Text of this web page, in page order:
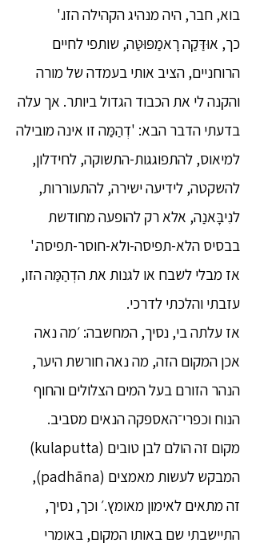
בוא, חבר, היה מנהיג הקהילה הזו.'
כך, אוּדַּקַה רָאמַפּוּטַּה, שותפי לחיים
הרוחניים, הציב אותי בעמדה של מורה
והקנה לי את הכבוד הגדול ביותר. אך עלה
בדעתי הדבר הבא: 'דְהַמַּה זו אינה מובילה
למיאוס, להתפוגגות-התשוקה, לחידלון,
להשקטה, לידיעה ישירה, להתעוררות,
לנִיבָּאנַה, אלא רק להופעה מחודשת
בבסיס הלא-תפיסה-ולא-חוסר-תפיסה.'
אז מבלי לשבח או לגנות את הדְהַמַּה הזו,
עזבתי והלכתי לדרכי.
אז עלתה בי, נסיך, המחשבה: ׳מה נאה
אכן המקום הזה, מה נאה חורשת היער,
הנהר הזורם בעל המים הצלולים והחוף
הנוח וכפרי־האספקה הנאים מסביב.
מקום זה הולם לבן טובים (kulaputta)
המבקש לעשות מאמצים (padhāna),
זה מתאים לאימון מאומץ.׳ וכך, נסיך,
התיישבתי שם באותו המקום, באומרי